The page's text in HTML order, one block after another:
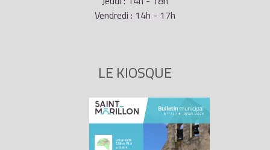
Vendredi : 14h - 17h
LE KIOSQUE